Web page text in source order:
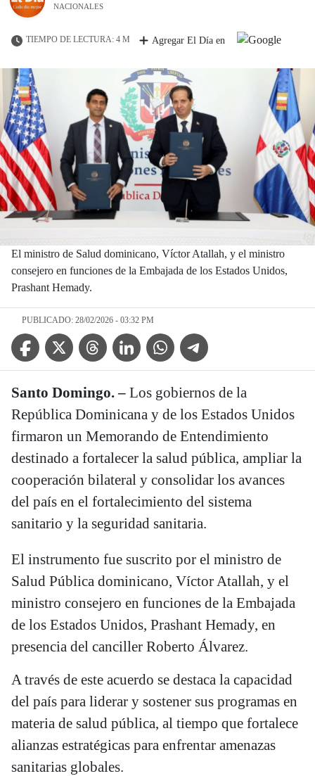
NACIONALES
TIEMPO DE LECTURA: 4 M Agregar El Día en
El ministro de Salud dominicano, Víctor Atallah, y el ministro
consejero en funciones de la Embajada de los Estados Unidos,
Prashant Hemady.
PUBLICADO: 28/02/2026 - 03:32 PM
Facebook IconTwitter IconThreads IconLinkedin IconWhatsApp IconTelegram Icon
Santo Domingo. – Los gobiernos de la
República Dominicana y de los Estados Unidos
firmaron un Memorando de Entendimiento
destinado a fortalecer la salud pública, ampliar la
cooperación bilateral y consolidar los avances
del país en el fortalecimiento del sistema
sanitario y la seguridad sanitaria.
El instrumento fue suscrito por el ministro de
Salud Pública dominicano, Víctor Atallah, y el
ministro consejero en funciones de la Embajada
de los Estados Unidos, Prashant Hemady, en
presencia del canciller Roberto Álvarez.
A través de este acuerdo se destaca la capacidad
del país para liderar y sostener sus programas en
materia de salud pública, al tiempo que fortalece
alianzas estratégicas para enfrentar amenazas
sanitarias globales.